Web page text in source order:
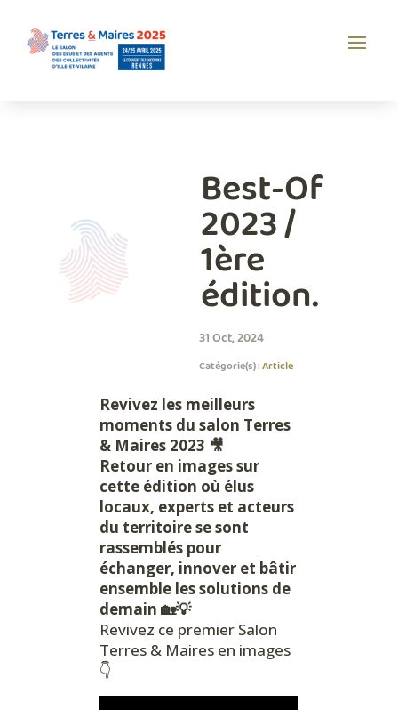
Best-Of
2023 /
1ère
édition.
31 Oct, 2024
Catégorie(s) :Article
Revivez les meilleurs
moments du salon Terres
& Maires 2023 🎥
Retour en images sur
cette édition où élus
locaux, experts et acteurs
du territoire se sont
rassemblés pour
échanger, innover et bâtir
ensemble les solutions de
demain 🏡💡
Revivez ce premier Salon
Terres & Maires en images
👇